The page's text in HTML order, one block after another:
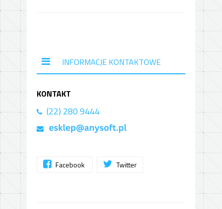
INFORMACJE KONTAKTOWE
KONTAKT
(22) 280 9444
Facebook Twitter